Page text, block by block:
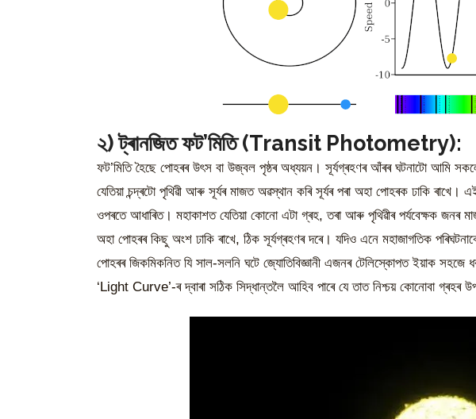
২) ট্ৰানজিত ফট’মিতি (Transit Photometry):
ফট’মিতি হৈছে পোহৰৰ উৎস বা উজ্বল পৃষ্ঠৰ অধ্যয়ন। সূৰ্যগ্ৰহণৰ আঁৰৰ ঘটনাটো আমি
যেতিয়া চন্দ্ৰটো পৃথিৱী আৰু সূৰ্যৰ মাজত অৱস্থান কৰি সূৰ্যৰ পৰা অহা পোহৰক ঢাকি ৰাখে।
ওপৰতে আধাৰিত। মহাকাশত যেতিয়া কোনো এটা গ্ৰহ, তৰা আৰু পৃথিৱীৰ পৰ্যবেক্ষক জনৰ
অহা পোহৰৰ কিছু অংশ ঢাকি ৰাখে, ঠিক সূৰ্যগ্ৰহণৰ দৰে। যদিও এনে মহাজাগতিক
পোহৰৰ জিকমিকনিত যি সাল-সলনি ঘটে‌ জ্যোতিবিজ্ঞানী এজনৰ টেলিস্কোপত ইয়াক সহজে
‘Light Curve’-ৰ দ্বাৰা সঠিক সিদ্ধান্তলৈ আহিব পাৰে যে তাত নিশ্চয় কোনোবা গ্ৰহৰ